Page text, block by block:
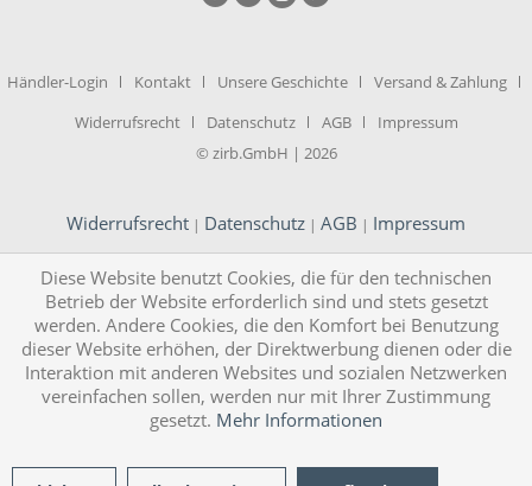
Händler-Login Kontakt Unsere Geschichte
Versand & Zahlung
Widerrufsrecht
Datenschutz AGB
Impressum
© zirb.GmbH | 2026
Widerrufsrecht | Datenschutz | AGB | Impressum
Diese Website benutzt Cookies, die für den technischen
Betrieb der Website erforderlich sind und stets gesetzt
werden. Andere Cookies, die den Komfort bei Benutzung
dieser Website erhöhen, der Direktwerbung dienen oder die
Interaktion mit anderen Websites und sozialen Netzwerken
vereinfachen sollen, werden nur mit Ihrer Zustimmung
gesetzt. Mehr Informationen